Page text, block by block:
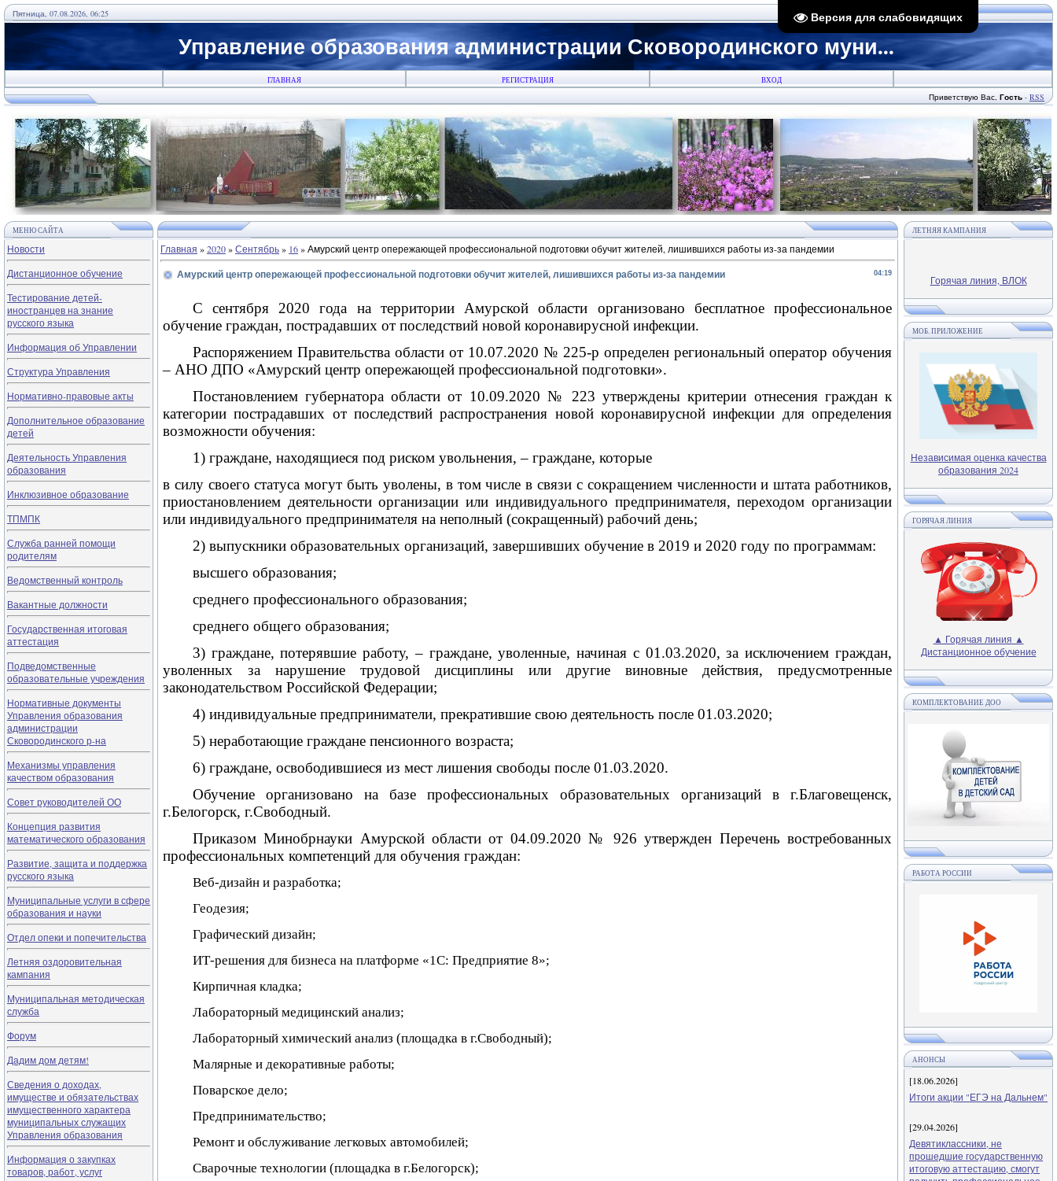
Версия для слабовидящих
Пятница, 07.08.2026, 06:25
Управление образования администрации Сковородинского муни...
ГЛАВНАЯ РЕГИСТРАЦИЯ ВХОД
Приветствую Вас, Гость · RSS
МЕНЮ САЙТА
Новости
Дистанционное обучение
Тестирование детей-
иностранцев на знание
русского языка
Информация об Управлении
Структура Управления
Нормативно-правовые акты
Дополнительное образование
детей
Деятельность Управления
образования
Инклюзивное образование
ТПМПК
Служба ранней помощи
родителям
Ведомственный контроль
Вакантные должности
Государственная итоговая
аттестация
Подведомственные
образовательные учреждения
Нормативные документы
Управления образования
администрации
Сковородинского р-на
Механизмы управления
качеством образования
Совет руководителей ОО
Концепция развития
математического образования
Развитие, защита и поддержка
русского языка
Муниципальные услуги в сфере
образования и науки
Отдел опеки и попечительства
Летняя оздоровительная
кампания
Муниципальная методическая
служба
Форум
Дадим дом детям!
Сведения о доходах,
имуществе и обязательствах
имущественного характера
муниципальных служащих
Управления образования
Информация о закупках
товаров, работ, услуг
Главная »2020»Сентябрь» 16» Амурский центр опережающей профессиональной подготовки обучит жителей, лишившихся работы из-за пандемии
04:19
Амурский центр опережающей профессиональной подготовки обучит жителей, лишившихся работы из-за пандемии
С сентября 2020 года на территории Амурской области организовано бесплатное профессиональное
обучение граждан, пострадавших от последствий новой коронавирусной инфекции.
Распоряжением Правительства области от 10.07.2020 № 225-р определен региональный оператор обучения
– АНО ДПО «Амурский центр опережающей профессиональной подготовки».
Постановлением губернатора области от 10.09.2020 № 223 утверждены критерии отнесения граждан к
категории пострадавших от последствий распространения новой коронавирусной инфекции для определения
возможности обучения:
1) граждане, находящиеся под риском увольнения, – граждане, которые
в силу своего статуса могут быть уволены, в том числе в связи с сокращением численности и штата работников,
приостановлением деятельности организации или индивидуального предпринимателя, переходом организации
или индивидуального предпринимателя на неполный (сокращенный) рабочий день;
2) выпускники образовательных организаций, завершивших обучение в 2019 и 2020 году по программам:
высшего образования;
среднего профессионального образования;
среднего общего образования;
3) граждане, потерявшие работу, – граждане, уволенные, начиная с 01.03.2020, за исключением граждан,
уволенных за нарушение трудовой дисциплины или другие виновные действия, предусмотренные
законодательством Российской Федерации;
4) индивидуальные предприниматели, прекратившие свою деятельность после 01.03.2020;
5) неработающие граждане пенсионного возраста;
6) граждане, освободившиеся из мест лишения свободы после 01.03.2020.
Обучение организовано на базе профессиональных образовательных организаций в г.Благовещенск,
г.Белогорск, г.Свободный.
Приказом Минобрнауки Амурской области от 04.09.2020 № 926 утвержден Перечень востребованных
профессиональных компетенций для обучения граждан:
Веб-дизайн и разработка;
Геодезия;
Графический дизайн;
ИТ-решения для бизнеса на платформе «1С: Предприятие 8»;
Кирпичная кладка;
Лабораторный медицинский анализ;
Лабораторный химический анализ (площадка в г.Свободный);
Малярные и декоративные работы;
Поварское дело;
Предпринимательство;
Ремонт и обслуживание легковых автомобилей;
Сварочные технологии (площадка в г.Белогорск);
ЛЕТНЯЯ КАМПАНИЯ
Горячая линия, ВЛОК
МОБ. ПРИЛОЖЕНИЕ
Независимая оценка качества
образования 2024
ГОРЯЧАЯ ЛИНИЯ
▲ Горячая линия ▲
Дистанционное обучение
КОМПЛЕКТОВАНИЕ ДОО
РАБОТА РОССИИ
АНОНСЫ
[18.06.2026]
Итоги акции "ЕГЭ на Дальнем"
[29.04.2026]
Девятиклассники, не
прошедшие государственную
итоговую аттестацию, смогут